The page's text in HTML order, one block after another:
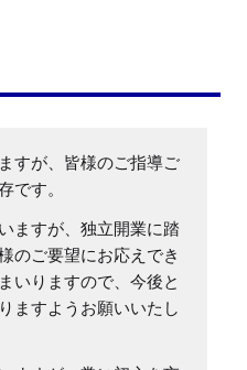
すが、皆様のご指導ご
です。
ますが、独立開業に踏
のご要望にお応えでき
いりますので、今後と
ますようお願いいたし